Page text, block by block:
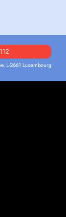
L-2661 Luxembourg